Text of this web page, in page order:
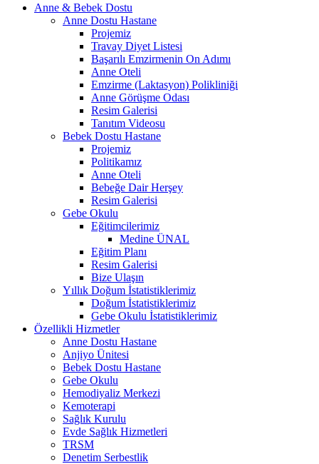
Anne & Bebek Dostu
Anne Dostu Hastane
Projemiz
Travay Diyet Listesi
Başarılı Emzirmenin On Adımı
Anne Oteli
Emzirme (Laktasyon) Polikliniği
Anne Görüşme Odası
Resim Galerisi
Tanıtım Videosu
Bebek Dostu Hastane
Projemiz
Politikamız
Anne Oteli
Bebeğe Dair Herşey
Resim Galerisi
Gebe Okulu
Eğitimcilerimiz
Medine ÜNAL
Eğitim Planı
Resim Galerisi
Bize Ulaşın
Yıllık Doğum İstatistiklerimiz
Doğum İstatistiklerimiz
Gebe Okulu İstatistiklerimiz
Özellikli Hizmetler
Anne Dostu Hastane
Anjiyo Ünitesi
Bebek Dostu Hastane
Gebe Okulu
Hemodiyaliz Merkezi
Kemoterapi
Sağlık Kurulu
Evde Sağlık Hizmetleri
TRSM
Denetim Serbestlik